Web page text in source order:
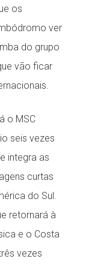
os
ver
do grupo
vão ficar
o MSC
seis vezes
integra as
curtas
do Sul.
retornará à
e o Costa
vezes